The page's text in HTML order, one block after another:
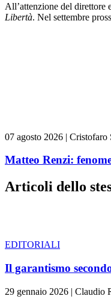
All’attenzione del direttore
Libertà. Nel settembre
07 agosto 2026 | Cristofaro
Matteo Renzi:
Articoli dello
EDITORIALI
Il garantismo
29 gennaio 2026 | Claudio